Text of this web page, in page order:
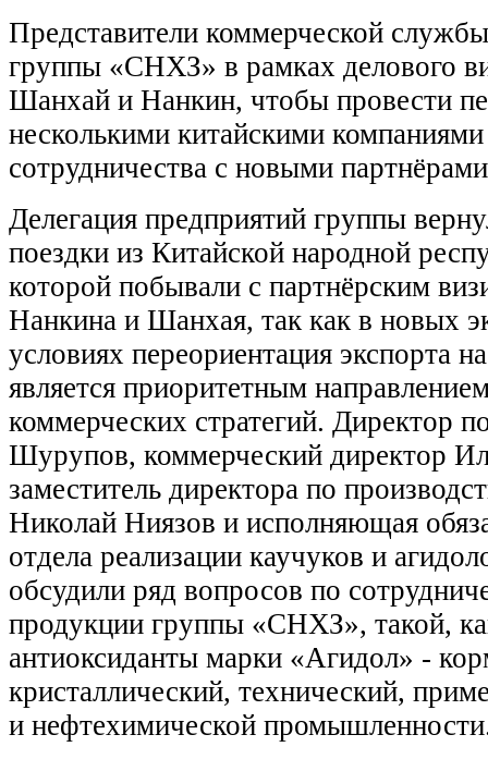
Представители коммерческой
группы «СНХЗ» в рамках делового
Шанхай и Нанкин, чтобы провести
несколькими китайскими
сотрудничества с новыми
Делегация предприятий группы
поездки из Китайской народной
которой побывали с партнёрским
Нанкина и Шанхая, так как в новых
условиях переориентация экспорта
является приоритетным
коммерческих стратегий. Директор
Шурупов, коммерческий директор
заместитель директора по
Николай Ниязов и исполняющая
отдела реализации каучуков и
обсудили ряд вопросов по
продукции группы «СНХЗ», такой,
антиоксиданты марки «Агидол» -
кристаллический, технический,
и нефтехимической